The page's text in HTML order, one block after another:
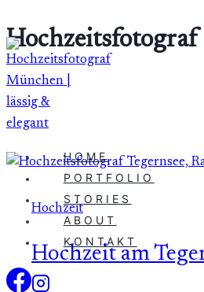
Zum
Inhalt
springen
HOME
PORTFOLIO
STORIES
ABOUT
KONTAKT
Hochzeit
Hochzeit am